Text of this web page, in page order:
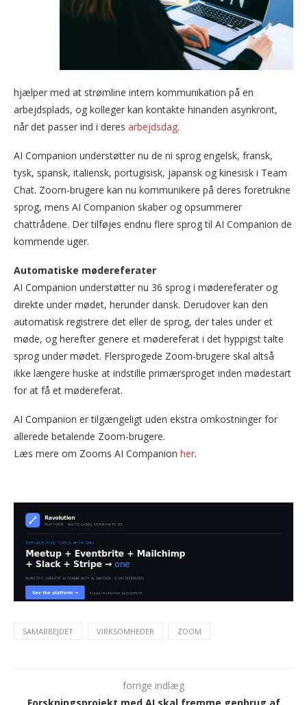
hjælper med at strømline intern kommunikation på en
arbejdsplads, og kolleger kan kontakte hinanden asynkront,
når det passer ind i deres arbejdsdag.
AI Companion understøtter nu de ni sprog engelsk, fransk,
tysk, spansk, italiensk, portugisisk, japansk og kinesisk i Team
Chat. Zoom-brugere kan nu kommunikere på deres foretrukne
sprog, mens AI Companion skaber og opsummerer
chattrådene. Der tilføjes endnu flere sprog til AI Companion de
kommende uger.
Automatiske mødereferater
AI Companion understøtter nu 36 sprog i mødereferater og
direkte under mødet, herunder dansk. Derudover kan den
automatisk registrere det eller de sprog, der tales under et
møde, og herefter genere et mødereferat i det hyppigst talte
sprog under mødet. Flersprogede Zoom-brugere skal altså
ikke længere huske at indstille primærsproget inden mødestart
for at få et mødereferat.
AI Companion er tilgængeligt uden ekstra omkostninger for
allerede betalende Zoom-brugere.
Læs mere om Zooms AI Companion her.
SAMARBEJDET VIRKSOMHEDER ZOOM
forrige indlæg